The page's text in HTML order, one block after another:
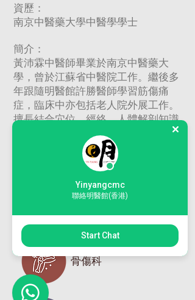
資歷：
南京中醫藥大學中醫學學士
簡介：
黃沛霖中醫師畢業於南京中醫藥大
學，曾於江蘇省中醫院工作。繼後多
年跟隨明醫館許勝醫師學習筋傷痛
症，臨床中亦包括老人院外展工作。
擅長結合穴位、經絡、人體解剖知識
進行針灸、推拿、骨傷復位等治療。
對於筋傷等各種痛症、中風、面癱、
耳鳴等疾病和小兒推拿有較深入的認
識。並多年來擔任僱員再培訓局（
課程導師，主要教授學員筋骨
）相關課程。
骨傷科
Yinyangcmc
聯絡明醫館(香港)
Start Chat